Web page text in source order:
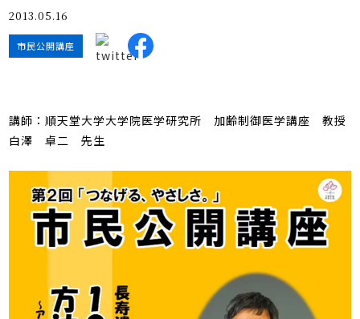
2013.05.16
市民公開講座
講師：順天堂大学大学院医学研究所 加齢制御医学講座 教授
白澤 卓二 先生